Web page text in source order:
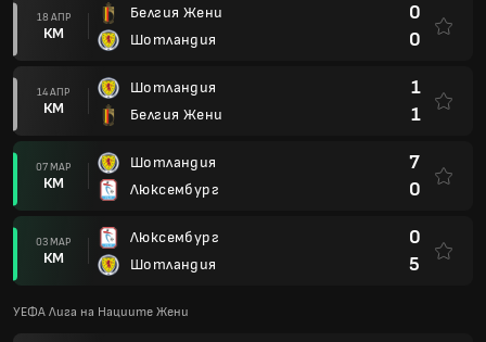
18 АПР
КМ
Белгия Жени
Шотландия
0
0
14 АПР
КМ
Шотландия
Белгия Жени
1
1
07 МАР
КМ
Шотландия
Люксембург
7
0
03 МАР
КМ
Люксембург
Шотландия
0
5
УЕФА Лига на Нациите Жени